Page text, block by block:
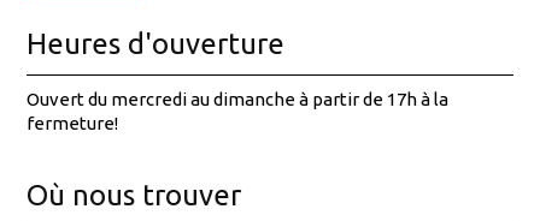
Heures d'ouverture
Ouvert du mercredi au dimanche à partir de 17h à la
fermeture!
Où nous trouver